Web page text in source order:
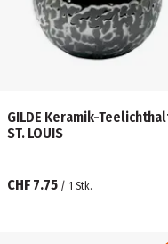
GILDE Keramik-
ST. LOUIS
CHF 7.75 / 1 Stk.